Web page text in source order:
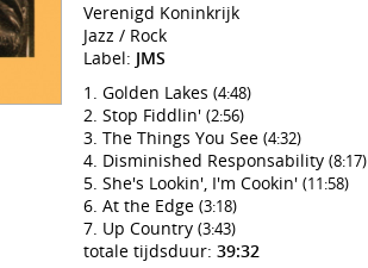
Verenigd Koninkrijk
Jazz / Rock
Label: JMS
Golden Lakes (4:48)
Stop Fiddlin' (2:56)
The Things You See (4:32)
Disminished Responsability (8:17)
She's Lookin', I'm Cookin' (11:58)
At the Edge (3:18)
Up Country (3:43)
totale tijdsduur: 39:32